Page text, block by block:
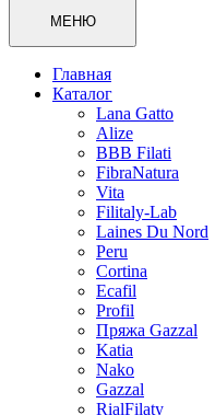
МЕНЮ
Главная
Каталог
Lana Gatto
Alize
BBB Filati
FibraNatura
Vita
Filitaly-Lab
Laines Du Nord
Peru
Cortina
Ecafil
Profil
Пряжа Gazzal
Katia
Nako
Gazzal
RialFilaty